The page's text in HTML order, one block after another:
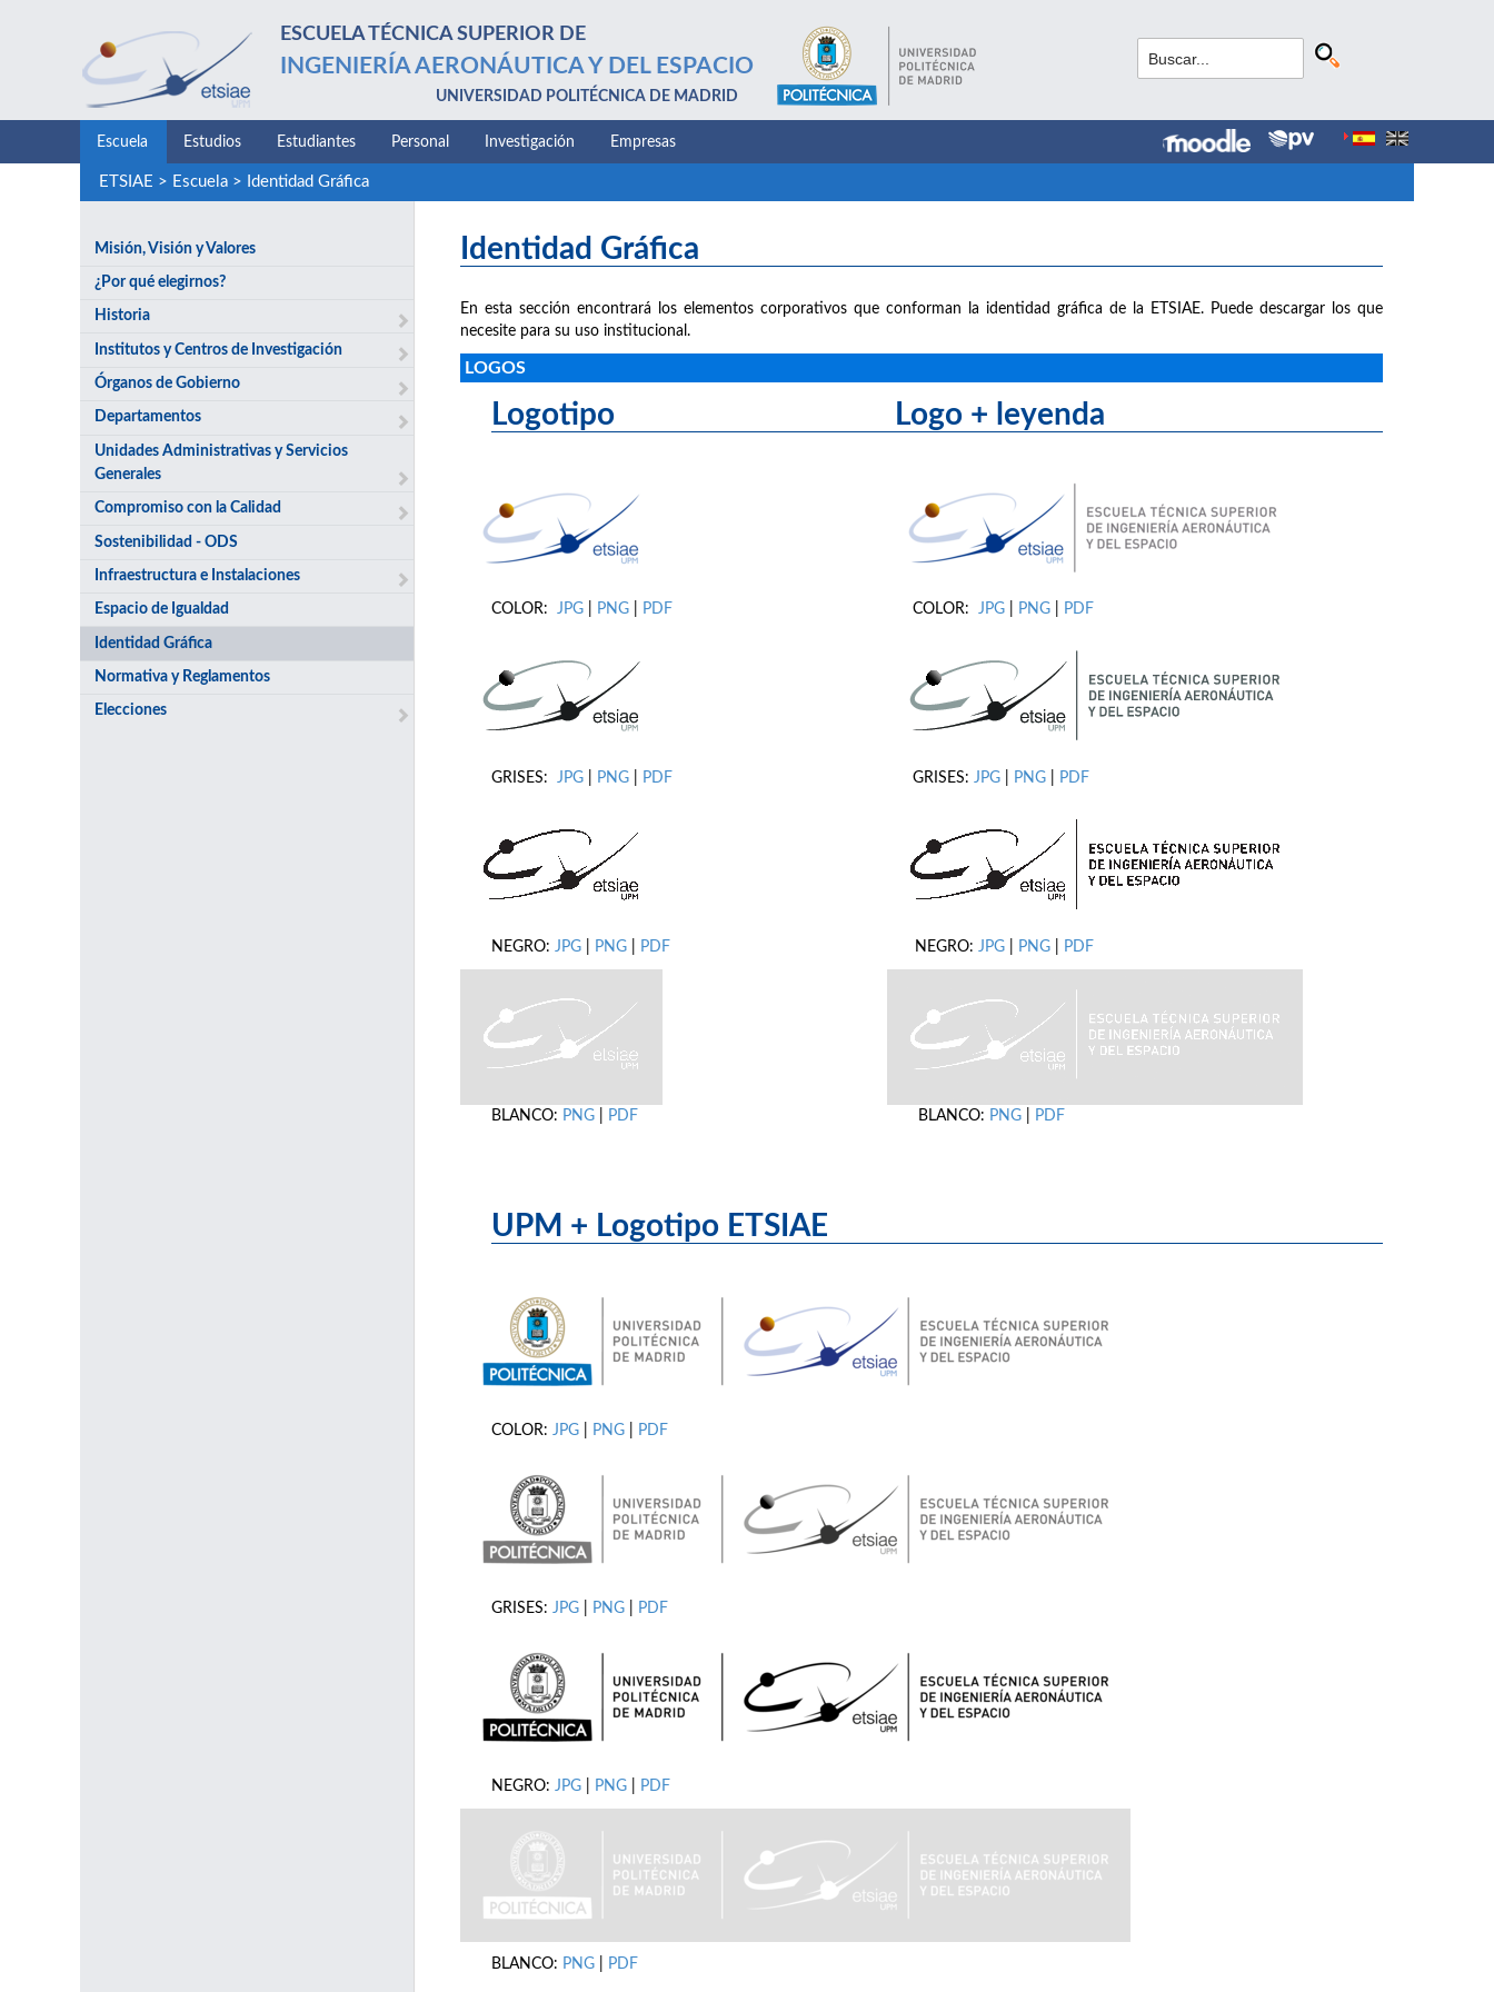
ESCUELA TÉCNICA SUPERIOR DE
INGENIERÍA AERONÁUTICA Y DEL ESPACIO
UNIVERSIDAD POLITÉCNICA DE MADRID
Escuela Estudios Estudiantes Personal Investigación Empresas
ETSIAE > Escuela> Identidad Gráfica
Misión, Visión y Valores
¿Por qué elegirnos?
Historia
Institutos y Centros de Investigación
Órganos de Gobierno
Departamentos
Unidades Administrativas y Servicios
Generales
Compromiso con la Calidad
Sostenibilidad - ODS
Infraestructura e Instalaciones
Espacio de Igualdad
Identidad Gráfica
Normativa y Reglamentos
Elecciones
Identidad Gráfica
En esta sección encontrará los elementos corporativos que conforman la identidad gráfica de la ETSIAE. Puede descargar los que
necesite para su uso institucional.
LOGOS
Logotipo Logo + leyenda
COLOR: JPG PNG PDF COLOR: JPG PNG PDF
GRISES: JPG PNG PDF GRISES: JPG PNG PDF
NEGRO: JPG PNG PDF NEGRO: JPG PNG PDF
BLANCO: PNG PDF BLANCO: PNG PDF
UPM + Logotipo ETSIAE
COLOR: JPG PNG PDF
GRISES: JPG PNG PDF
NEGRO: JPG PNG PDF
BLANCO: PNG PDF